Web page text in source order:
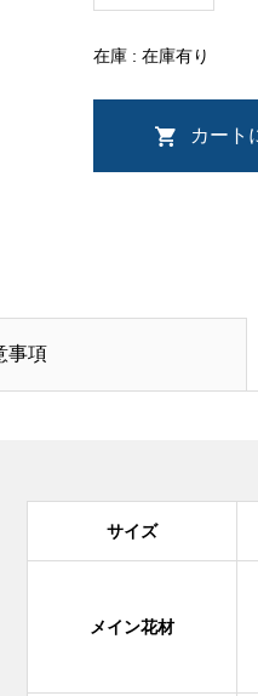
在庫 : 在庫有り
事項
サイズ
メイン花材